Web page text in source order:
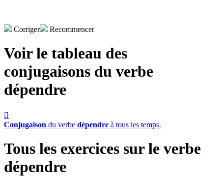
Corriger Recommencer
Voir le tableau des
conjugaisons du verbe
dépendre

Conjugaison du verbe dépendre à tous les temps.
Tous les exercices sur le verbe
dépendre